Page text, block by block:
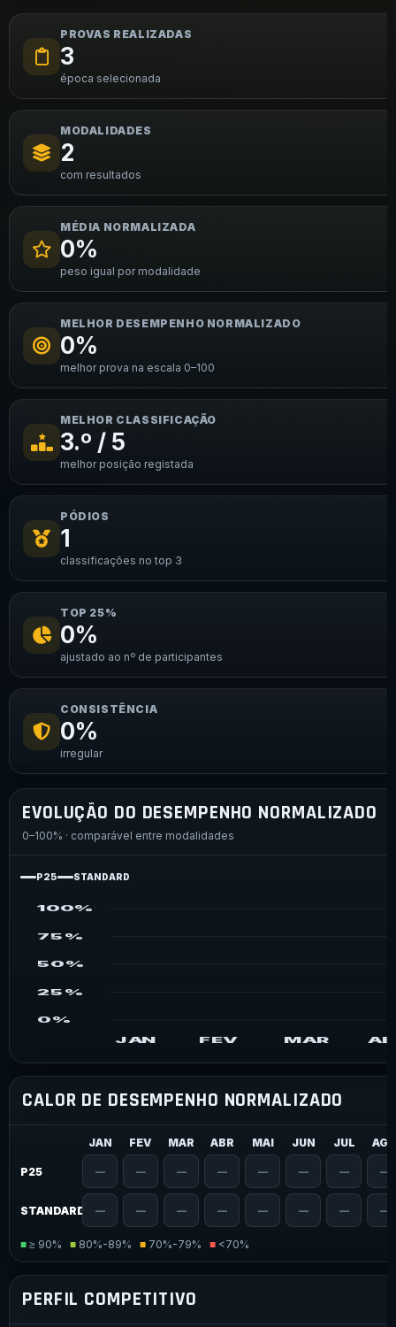
PROVAS REALIZADAS
3
época selecionada
MODALIDADES
2
com resultados
MÉDIA NORMALIZADA
0%
peso igual por modalidade
MELHOR DESEMPENHO NORMALIZADO
0%
melhor prova na escala 0–100
MELHOR CLASSIFICAÇÃO
3.º / 5
melhor posição registada
PÓDIOS
1
classificações no top 3
TOP 25%
0%
ajustado ao nº de participantes
CONSISTÊNCIA
0%
irregular
EVOLUÇÃO DO DESEMPENHO NORMALIZADO
0–100% · comparável entre modalidades
P25 STANDARD
100%
75%
50%
25%
0%
JAN FEV MAR
CALOR DE DESEMPENHO NORMALIZADO
JAN FEV MAR ABR MAI JUN JUL AGO
P25 — — — — — — — —
STANDARD — — — — — — — —
■ ≥ 90% ■ 80%-89% ■ 70%-79% ■ <70%
PERFIL COMPETITIVO